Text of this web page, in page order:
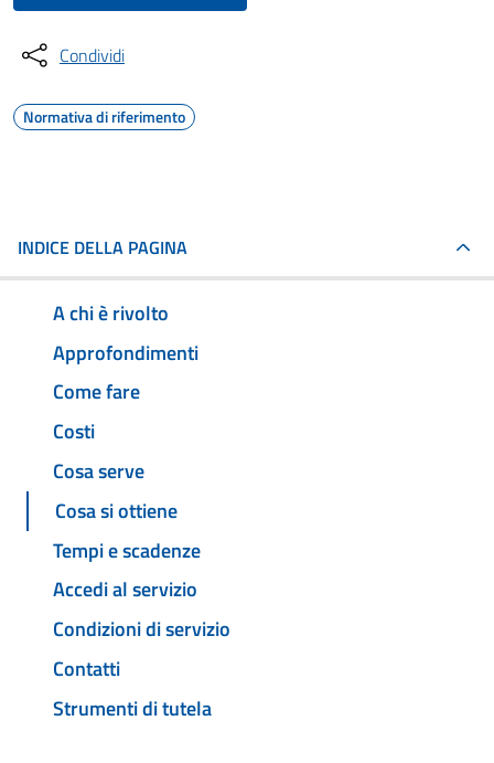
Condividi
Normativa di riferimento
INDICE DELLA PAGINA
A chi è rivolto
Approfondimenti
Come fare
Costi
Cosa serve
Cosa si ottiene
Tempi e scadenze
Accedi al servizio
Condizioni di servizio
Contatti
Strumenti di tutela